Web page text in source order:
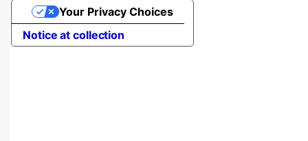
Notice at collection
Your Privacy Choices